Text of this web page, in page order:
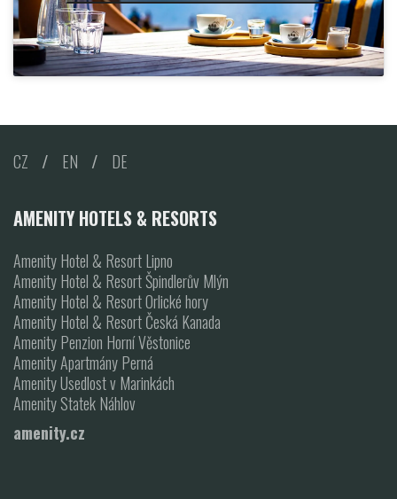
CZ / EN / DE
AMENITY HOTELS & RESORTS
Amenity Hotel & Resort Lipno
Amenity Hotel & Resort Špindlerův Mlýn
Amenity Hotel & Resort Orlické hory
Amenity Hotel & Resort Česká Kanada
Amenity Penzion Horní Věstonice
Amenity Apartmány Perná
Amenity Usedlost v Marinkách
Amenity Statek Náhlov
amenity.cz